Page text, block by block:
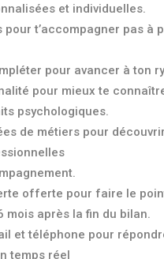
et individuelles.
pour t’accompagner pas à
pour avancer à ton
pour mieux te
psychologiques.
de métiers pour
offerte pour faire le
mois après la fin du bilan.
et téléphone pour
temps réel